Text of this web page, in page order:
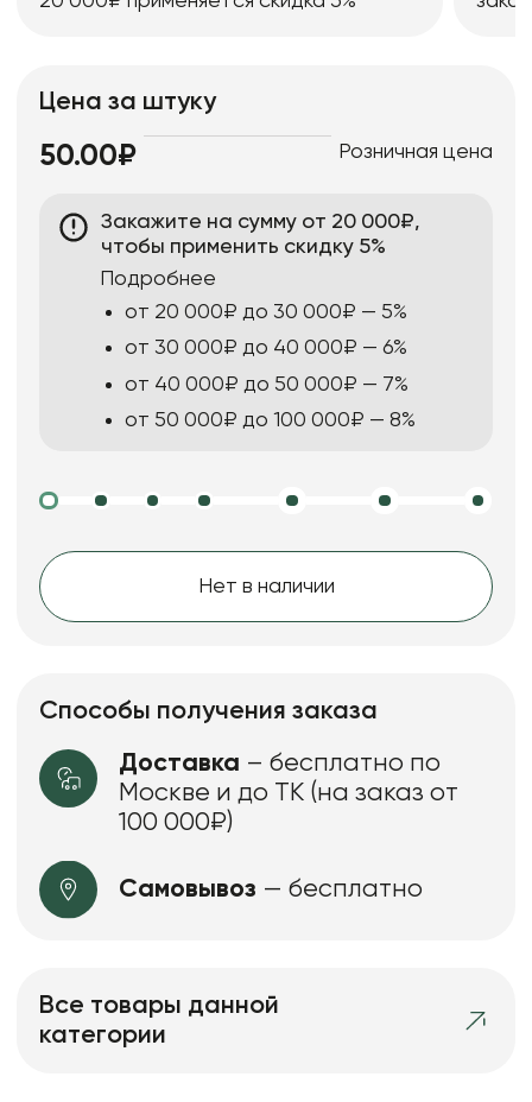
Цена за штуку
50.00₽ Розничная цена
Закажите на сумму от 20 000₽,
чтобы применить скидку 5%
Подробнее
от 20 000₽ до 30 000₽ — 5%
от 30 000₽ до 40 000₽ — 6%
от 40 000₽ до 50 000₽ — 7%
от 50 000₽ до 100 000₽ — 8%
Нет в наличии
Способы получения заказа
Доставка – бесплатно по
Москве и до ТК (на заказ от
100 000₽)
Самовывоз — бесплатно
Все товары данной
категории